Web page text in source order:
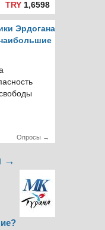
TRY1,6598
Эрдогана
Опросы →
→